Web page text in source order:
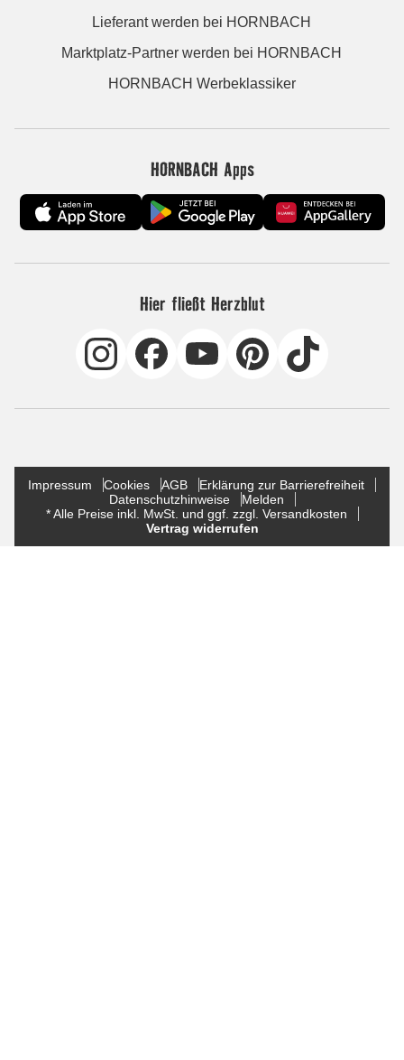
Lieferant werden bei HORNBACH
Marktplatz-Partner werden bei HORNBACH
HORNBACH Werbeklassiker
HORNBACH Apps
Hier fließt Herzblut
Impressum Cookies AGB
Erklärung zur Barrierefreiheit
Datenschutzhinweise
Melden
* Alle Preise inkl. MwSt. und ggf. zzgl. Versandkosten
Vertrag widerrufen